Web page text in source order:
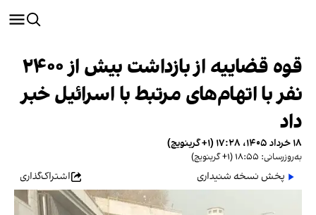
قوه قضاییه از بازداشت بیش از ۲۴۰۰
نفر با اتهام‌های مرتبط با اسرائیل خبر
داد
۱۸ خرداد ۱۴۰۵، ۱۷:۲۸ (‎+۱ گرینویچ)
به‌روزرسانی: ۱۸:۵۵ (‎+۱ گرینویچ)
پخش نسخه شنیداری اشتراک‌گذاری